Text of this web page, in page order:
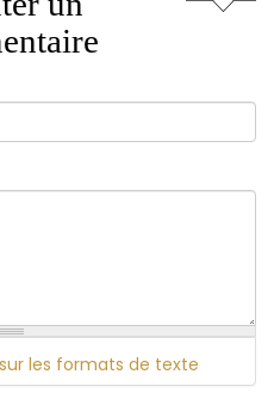
les formats de texte